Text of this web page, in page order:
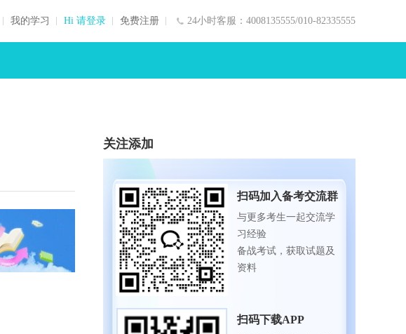
24小时客服：4008135555/010-82335555
我的学习 Hi 请登录 免费注册
关注添加
扫码加入备考交流群
与更多考生一起交流学
习经验
备战考试，获取试题及
资料
扫码下载APP